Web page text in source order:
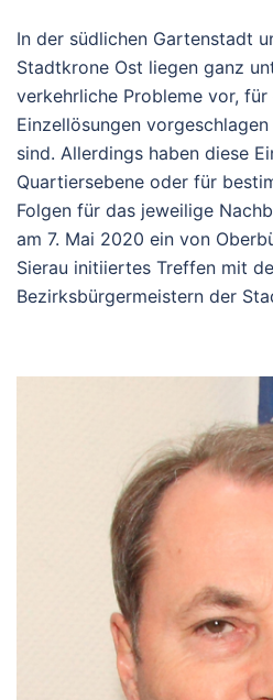
In der südlichen Gartenstadt
Stadtkrone Ost liegen ganz
verkehrliche Probleme vor,
Einzellösungen
sind. Allerdings haben diese
Quartiersebene oder für
Folgen für das jeweilige
am 7. Mai 2020 ein von
Sierau initiiertes Treffen mit
Bezirksbürgermeistern der